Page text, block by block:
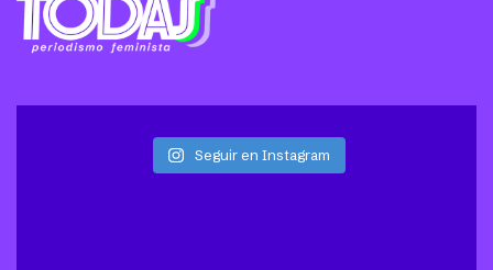
Seguir en Instagram